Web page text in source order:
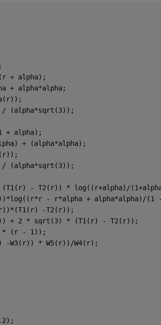
+ alpha);
+ alpha*alpha;
(alpha*sqrt(3));
+ alpha);
+ (alpha*alpha);
(alpha*sqrt(3));
- T2(r)) * log((r+alpha)/
- r*alpha + alpha*alpha)/(1
-T2(r));
+ 2 * sqrt(3) * (T1(r) - T2(r));
(r - 1));
-W3(r)) * W5(r))/W4(r);